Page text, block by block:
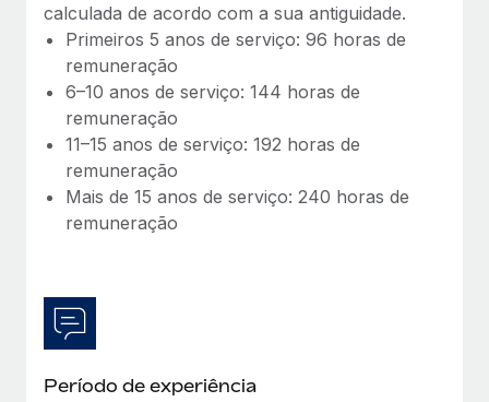
calculada de acordo com a sua antiguidade.
Primeiros 5 anos de serviço: 96 horas de
remuneração
6–10 anos de serviço: 144 horas de
remuneração
11–15 anos de serviço: 192 horas de
remuneração
Mais de 15 anos de serviço: 240 horas de
remuneração
Período de experiência